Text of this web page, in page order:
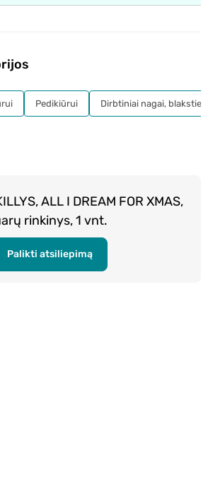
ALL I DREAM FOR XMAS,
rinkinys, 1 vnt.
Palikti atsiliepimą
Pedikiūrui Dirbtiniai nagai,